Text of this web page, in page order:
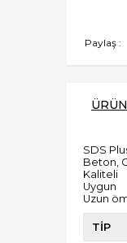
Paylaş :
SDS
Beton,
Kaliteli
Uygun
Uzun
TİP